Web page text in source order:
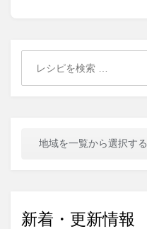
地域を一覧から選択する
新着・更新情報